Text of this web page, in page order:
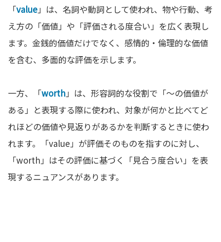
「value」は、名詞や動詞として使われ、物や行動、考
え方の「価値」や「評価される度合い」を広く表現し
ます。金銭的価値だけでなく、感情的・倫理的な価値
を含む、多面的な評価を示します。
一方、「worth」は、形容詞的な役割で「～の価値が
ある」と表現する際に使われ、対象が何かと比べてど
れほどの価値や見返りがあるかを判断するときに使わ
れます。「value」が評価そのものを指すのに対し、
「worth」はその評価に基づく「見合う度合い」を表
現するニュアンスがあります。